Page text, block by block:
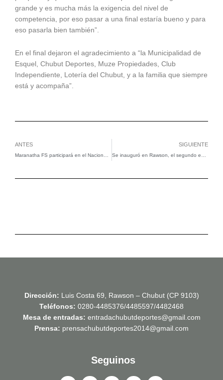
grande y es mucha más la exigencia del nivel de
competencia, por eso pasar a una final estaría bueno y para
eso pasarla bien también”.
En el final dejaron el agradecimiento a “la Municipalidad de
Esquel, Chubut Deportes, Muze Propiedades, Club
Independiente, Lotería del Chubut, y a la familia que siempre
está y acompaña”.
Ant
ANTES SIGUIENTE
Dirección: Luis Costa 69, Rawson – Chubut (CP 9103)
Teléfonos: 0280-4485376/4485597/4482468
Mesa de entradas: entradachubutdeportes@gmail.com
Prensa: prensachubutdeportes2014@gmail.com
Seguinos